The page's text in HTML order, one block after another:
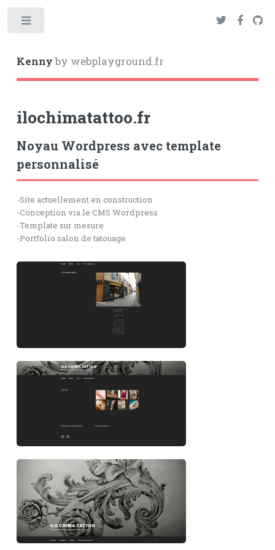
Kennyby webplayground.fr
ilochimatattoo.fr
Noyau Wordpress avec template
personnalisé
-Site actuellement en construction
-Conception via le CMS Wordpress
-Template sur mesure
-Portfolio salon de tatouage